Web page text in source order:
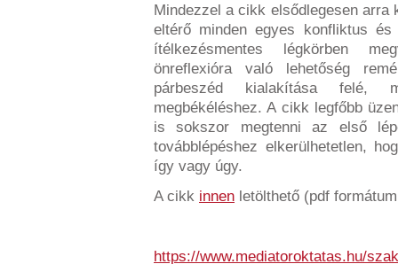
Mindezzel a cikk elsődlegesen
eltérő minden egyes konfliktus
ítélkezésmentes légkörben
önreflexióra való lehetőség
párbeszéd kialakítása felé,
megbékéléshez. A cikk legfőbb
is sokszor megtenni az első
továbblépéshez elkerülhetetlen,
így vagy úgy.
A cikk innen letölthető (pdf
https://www.mediatoroktatas.hu/